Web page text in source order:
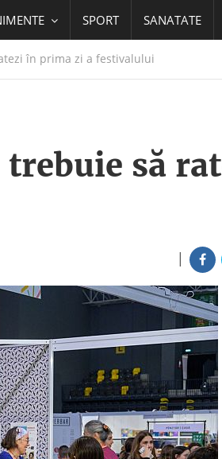
SPORT SANATATE
în prima zi a festivalului
să
|